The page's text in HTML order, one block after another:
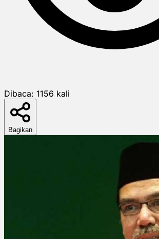
Dibaca: 1156 kali
Bagikan